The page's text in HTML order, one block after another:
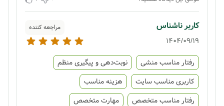
کاربر ناشناس مراجعه کننده
1404/09/19
رفتار مناسب منشی
نوبت‌دهی و پیگیری منظم
کاربری مناسب سایت
هزینه مناسب
رفتار مناسب متخصص
مهارت متخصص